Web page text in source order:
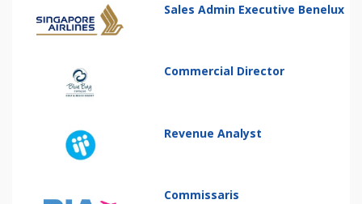
Sales Admin Executive Benelux
Commercial Director
Revenue Analyst
Commissaris